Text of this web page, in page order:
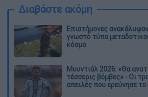
Διαβάστε ακόμη
Επιστήμονες
γνωστό τύπο
κόσμο
Μουντιάλ 2026: «Θα
τέσσερις βόμβες» - Οι
απειλές που ερεύνησε το